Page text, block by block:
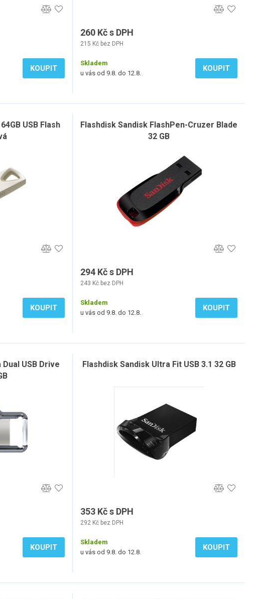
KOUPIT
260 Kč s DPH
215 Kč bez DPH
Skladem
u vás od 9.8. do 12.8.
KOUPIT
USB Flash
KOUPIT
Flashdisk Sandisk FlashPen-Cruzer Blade
32 GB
294 Kč s DPH
243 Kč bez DPH
Skladem
u vás od 9.8. do 12.8.
KOUPIT
USB Drive
KOUPIT
Flashdisk Sandisk Ultra Fit USB 3.1 32 GB
353 Kč s DPH
292 Kč bez DPH
Skladem
u vás od 9.8. do 12.8.
KOUPIT